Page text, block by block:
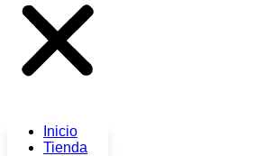
Inicio
Tienda